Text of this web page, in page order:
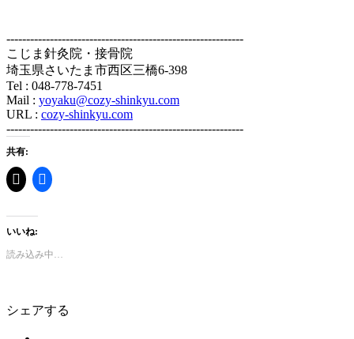
------------------------------------------------------------
こじま針灸院・接骨院
埼玉県さいたま市西区三橋6-398
Tel : 048-778-7451
Mail : yoyaku@cozy-shinkyu.com
URL : cozy-shinkyu.com
------------------------------------------------------------
共有:
いいね:
読み込み中…
シェアする